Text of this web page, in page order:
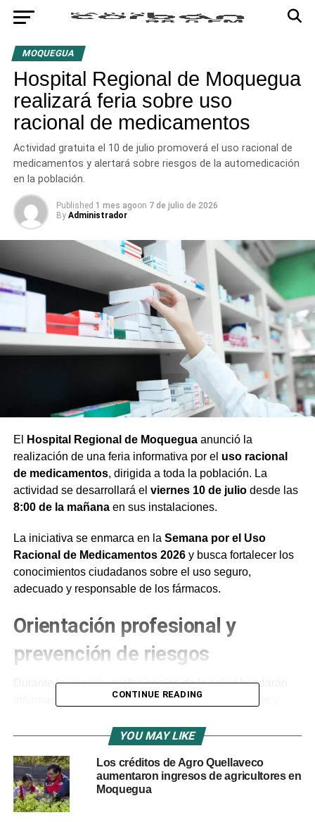
MOQUEGUA
Hospital Regional de Moquegua
realizará feria sobre uso
racional de medicamentos
Actividad gratuita el 10 de julio promoverá el uso racional de
medicamentos y alertará sobre riesgos de la automedicación
en la población.
Published 1 mes agoon 7 de julio de 2026
By Administrador
El Hospital Regional de Moqueguaanunció la
realización de una feria informativa por el uso racional
de medicamentos, dirigida a toda la población. La
actividad se desarrollará el viernes 10 de juliodesde las
8:00 de la mañanaen sus instalaciones.
La iniciativa se enmarca en la Semana por el Uso
Racional de Medicamentos 2026y busca fortalecer los
conocimientos ciudadanos sobre el uso seguro,
adecuado y responsable de los fármacos.
Orientación profesional y
prevención de riesgos
Durante la jornada, profesionales de la salud brindarán
información sobre el uso correcto de medicamentos y
automedicación.
Los asistentes recibirán recomendaciones para la
adecuada conservación y almacenamiento de los
fármacos, así como orientación para evitar compartir
medicamentos y cumplir correctamente los tratamientos
CONTINUE READING
YOU MAY LIKE
Los créditos de Agro Quellaveco
aumentaron ingresos de agricultores en
Moquegua